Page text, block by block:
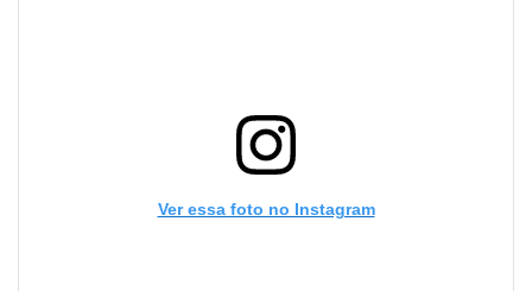
Ver essa foto no Instagram